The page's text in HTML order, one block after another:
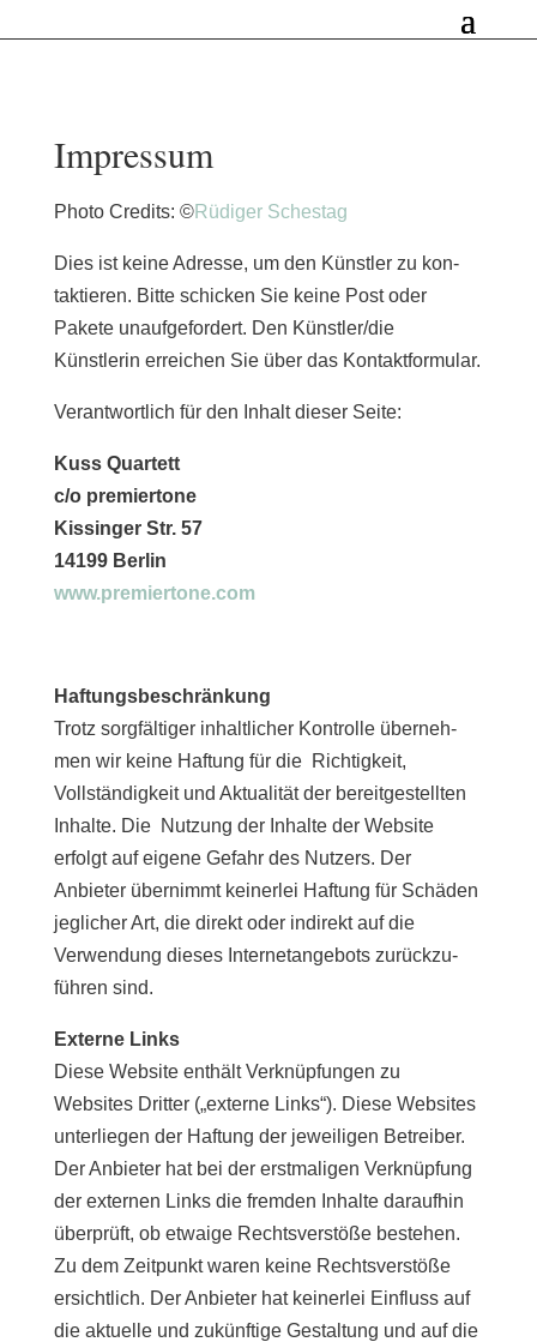
Impressum
Photo Credits: ©Rüdiger Schestag
Dies ist kei­ne Adresse, um den Künstler zu kon­
tak­tie­ren. Bitte schi­cken Sie kei­ne Post oder
Pakete unauf­ge­for­dert. Den Künstler/die
Künstlerin errei­chen Sie über das Kontaktformular.
Verantwortlich für den Inhalt die­ser Seite:
Kuss Quartett
c/o premiertone
Kissinger Str. 57
14199 Berlin
www.premiertone.com
Haftungsbeschränkung
Trotz sorg­fäl­ti­ger inhalt­li­cher Kontrolle über­neh­
men wir kei­ne Haftung für die Richtigkeit,
Vollständigkeit und Aktualität der bereit­ge­stell­ten
Inhalte. Die Nutzung der Inhalte der Website
erfolgt auf eige­ne Gefahr des Nutzers. Der
Anbieter über­nimmt kei­ner­lei Haftung für Schäden
jeg­li­cher Art, die direkt oder indi­rekt auf die
Verwendung die­ses Internetangebots zurück­zu­
füh­ren sind.
Externe Links
Diese Website ent­hält Verknüpfungen zu
Websites Dritter („exter­ne Links“). Diese Websites
unter­lie­gen der Haftung der jewei­li­gen Betreiber.
Der Anbieter hat bei der erst­ma­li­gen Verknüpfung
der exter­nen Links die frem­den Inhalte dar­auf­hin
über­prüft, ob etwa­ige Rechtsverstöße bestehen.
Zu dem Zeitpunkt waren kei­ne Rechtsverstöße
ersicht­lich. Der Anbieter hat kei­ner­lei Einfluss auf
die aktu­el­le und zukünf­ti­ge Gestaltung und auf die